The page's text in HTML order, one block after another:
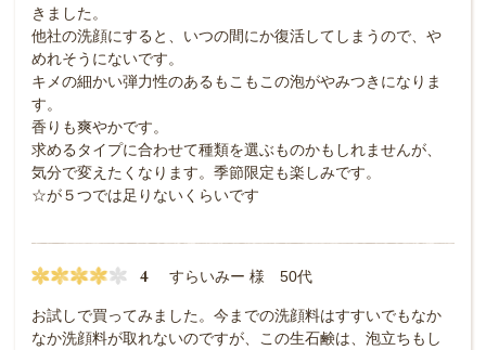
きました。
他社の洗顔にすると、いつの間にか復活してしまうので、や
めれそうにないです。
キメの細かい弾力性のあるもこもこの泡がやみつきになりま
す。
香りも爽やかです。
求めるタイプに合わせて種類を選ぶものかもしれませんが、
気分で変えたくなります。季節限定も楽しみです。
☆が５つでは足りないくらいです
4 すらいみー 様 50代
お試しで買ってみました。今までの洗顔料はすすいでもなか
なか洗顔料が取れないのですが、この生石鹸は、泡立ちもし